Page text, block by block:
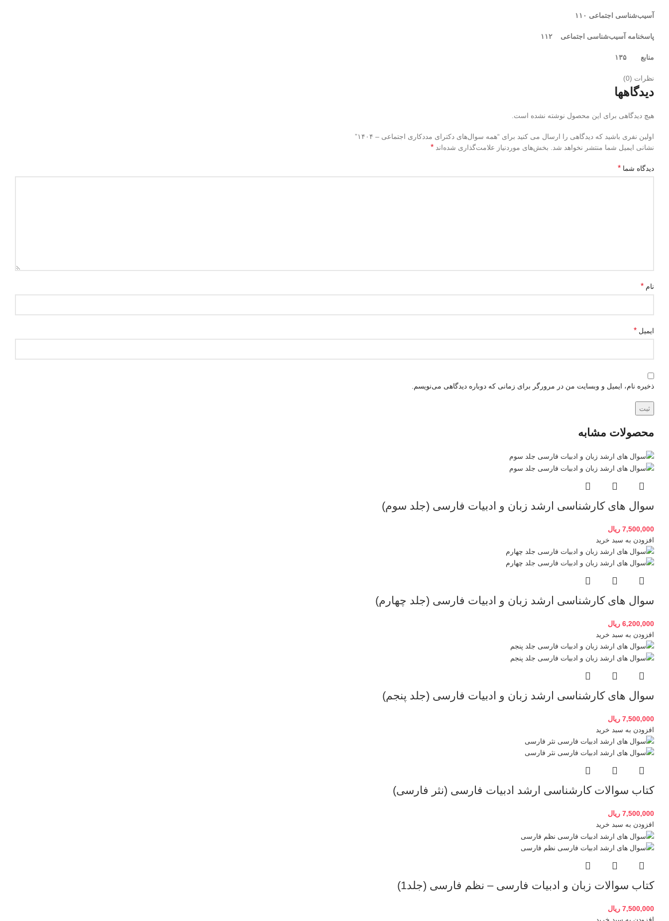
آسیب‌شناسی اجتماعی ۱۱۰
پاسخ‏نامه آسیب‌شناسی اجتماعی ۱۱۲
منابع ۱۳۵
نظرات (0)
دیدگاهها
هیچ دیدگاهی برای این محصول نوشته نشده است.
اولین نفری باشید که دیدگاهی را ارسال می کنید برای “همه سوال‌های دکترای مددکاری اجتماعی – ۱۴۰۴”
نشانی ایمیل شما منتشر نخواهد شد.
بخش‌های موردنیاز علامت‌گذاری شده‌اند *
دیدگاه شما *
نام *
ایمیل *
ذخیره نام، ایمیل و وبسایت من در مرورگر برای زمانی که دوباره دیدگاهی می‌نویسم.
محصولات مشابه
سوال های کارشناسی ارشد زبان و ادبیات فارسی (جلد سوم)
7,500,000 ریال
افزودن به سبد خرید
سوال های کارشناسی ارشد زبان و ادبیات فارسی (جلد چهارم)
6,200,000 ریال
افزودن به سبد خرید
سوال های کارشناسی ارشد زبان و ادبیات فارسی (جلد پنجم)
7,500,000 ریال
افزودن به سبد خرید
کتاب سوالات کارشناسی ارشد ادبیات فارسی (نثر فارسی)
7,500,000 ریال
افزودن به سبد خرید
کتاب سوالات زبان و ادبیات فارسی – نظم فارسی (جلد1)
7,500,000 ریال